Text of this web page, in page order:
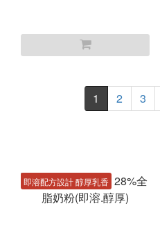
1 2 3
即溶配方設計 醇厚乳香